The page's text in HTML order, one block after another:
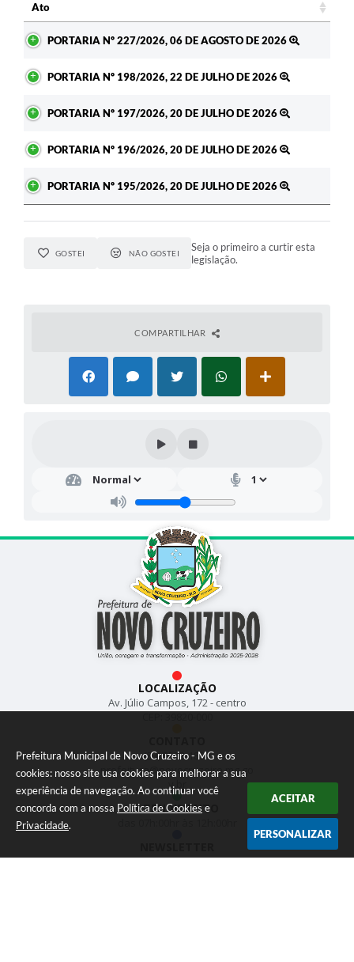
Prefeitura Municipal de Novo Cruzeiro - MG e os
cookies: nosso site usa cookies para melhorar a sua
experiência de navegação. Ao continuar você
concorda com a nossa Política de Cookies e
Privacidade.
ACEITAR
PERSONALIZAR
Ato
PORTARIA Nº 227/2026, 06 DE AGOSTO DE 2026
PORTARIA Nº 198/2026, 22 DE JULHO DE 2026
PORTARIA Nº 197/2026, 20 DE JULHO DE 2026
PORTARIA Nº 196/2026, 20 DE JULHO DE 2026
PORTARIA Nº 195/2026, 20 DE JULHO DE 2026
GOSTEI NÃO GOSTEI
Seja o primeiro a curtir esta
legislação.
COMPARTILHAR
LOCALIZAÇÃO
Av. Júlio Campos, 172 - centro
(33) 3533-1897
prefeitura@novocruzeiro.mg.go
v.br
ATENDIMENTO
Inscreva-se e receba